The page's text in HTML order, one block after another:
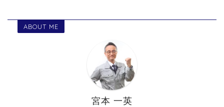
ABOUT ME
宮本 一英